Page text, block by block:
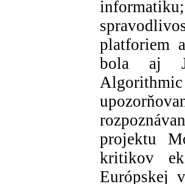
platforiem
bola aj
projektu
kritikov
Európskej